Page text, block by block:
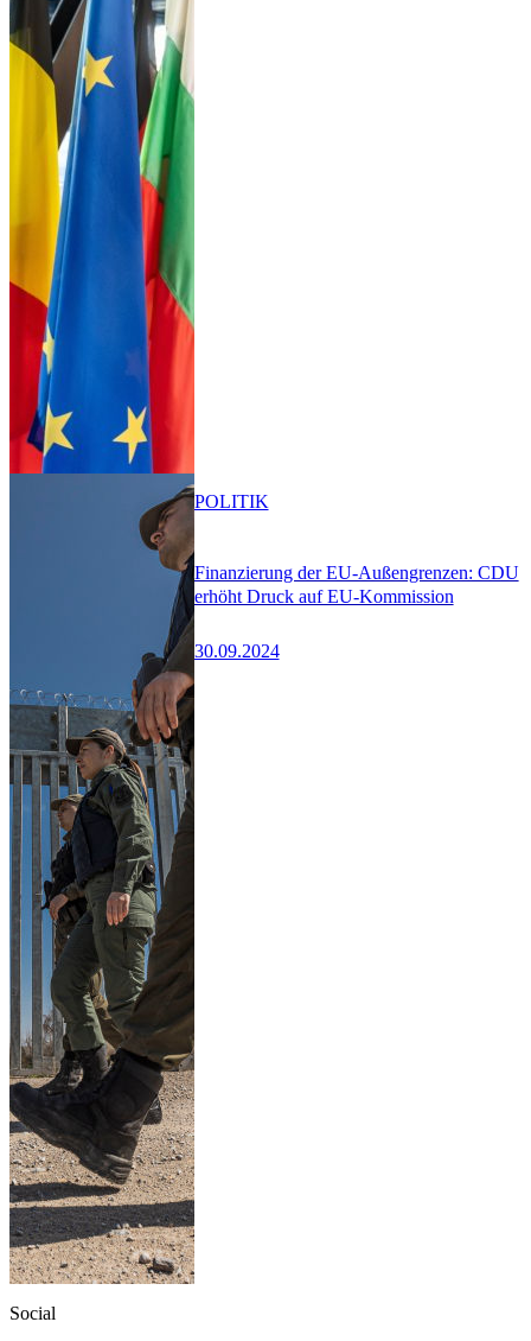
Finanzierung der EU-Außengrenzen: CDU
erhöht Druck auf EU-Kommission
30.09.2024
POLITIK
Social